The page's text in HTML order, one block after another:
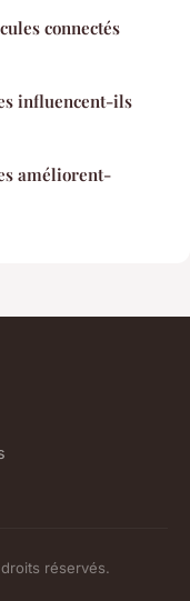
connectés
influencent-ils
améliorent-
réservés.